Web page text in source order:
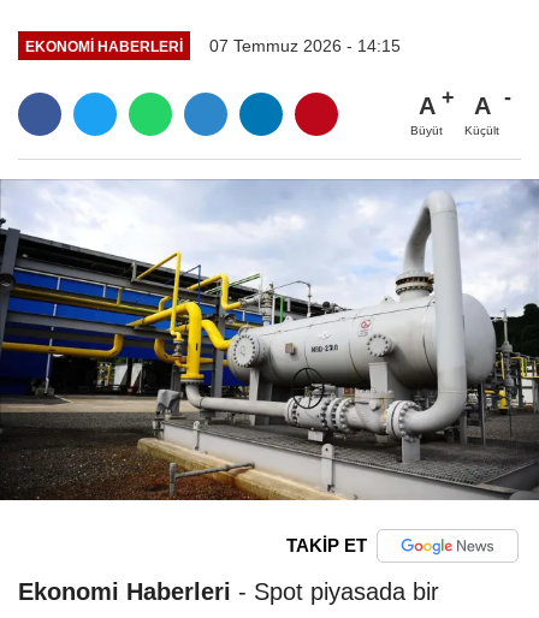
EKONOMI HABERLERI 07 Temmuz 2026 - 14:15
A
Büyüt
A
Küçült
TAKİP ET
Ekonomi Haberleri - Spot piyasada bir